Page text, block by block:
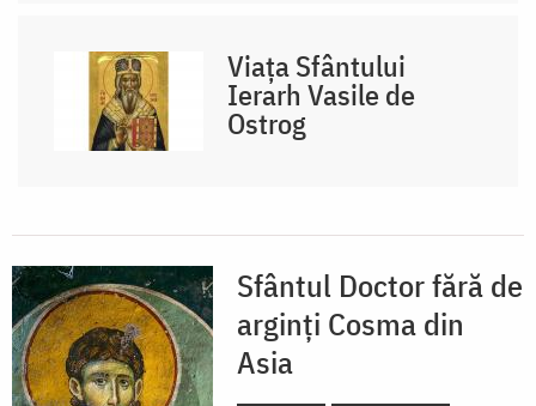
Viața Sfântului
Ierarh Vasile de
Ostrog
Sfântul Doctor fără de
arginți Cosma din
Asia